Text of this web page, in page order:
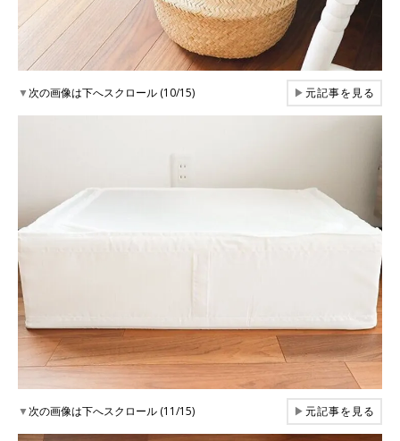
▼次の画像は下へスクロール (10/15) ▶元記事を見る
▼次の画像は下へスクロール (11/15) ▶元記事を見る